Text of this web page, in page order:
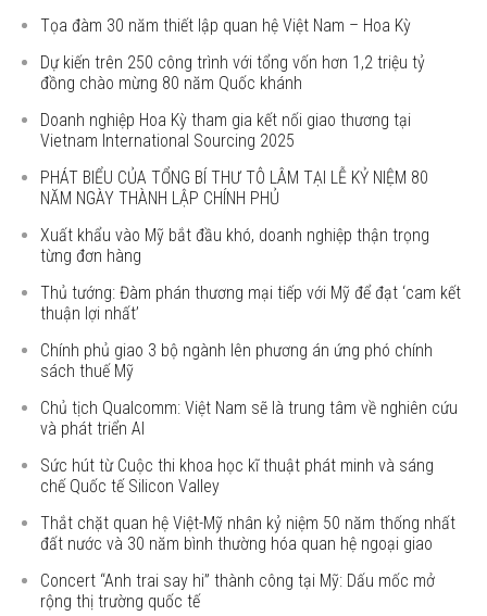
Tọa đàm 30 năm thiết lập quan hệ Việt Nam – Hoa Kỳ
Dự kiến trên 250 công trình với tổng vốn hơn 1,2 triệu tỷ
đồng chào mừng 80 năm Quốc khánh
Doanh nghiệp Hoa Kỳ tham gia kết nối giao thương tại
Vietnam International Sourcing 2025
PHÁT BIỂU CỦA TỔNG BÍ THƯ TÔ LÂM TẠI LỄ KỶ NIỆM 80
NĂM NGÀY THÀNH LẬP CHÍNH PHỦ
Xuất khẩu vào Mỹ bắt đầu khó, doanh nghiệp thận trọng
từng đơn hàng
Thủ tướng: Đàm phán thương mại tiếp với Mỹ để đạt ‘cam kết
thuận lợi nhất’
Chính phủ giao 3 bộ ngành lên phương án ứng phó chính
sách thuế Mỹ
Chủ tịch Qualcomm: Việt Nam sẽ là trung tâm về nghiên cứu
và phát triển AI
Sức hút từ Cuộc thi khoa học kĩ thuật phát minh và sáng
chế Quốc tế Silicon Valley
Thắt chặt quan hệ Việt-Mỹ nhân kỷ niệm 50 năm thống nhất
đất nước và 30 năm bình thường hóa quan hệ ngoại giao
Concert “Anh trai say hi” thành công tại Mỹ: Dấu mốc mở
rộng thị trường quốc tế